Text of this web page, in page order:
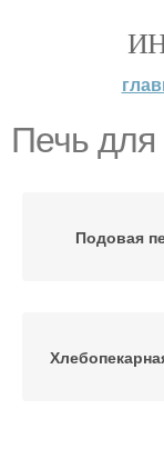
Печь для
Подовая